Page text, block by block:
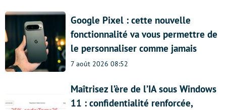
Google Pixel : cette nouvelle
fonctionnalité va vous permettre de
le personnaliser comme jamais
7 août 2026 08:52
Maîtrisez l’ère de l’IA sous Windows
11 : confidentialité renforcée,